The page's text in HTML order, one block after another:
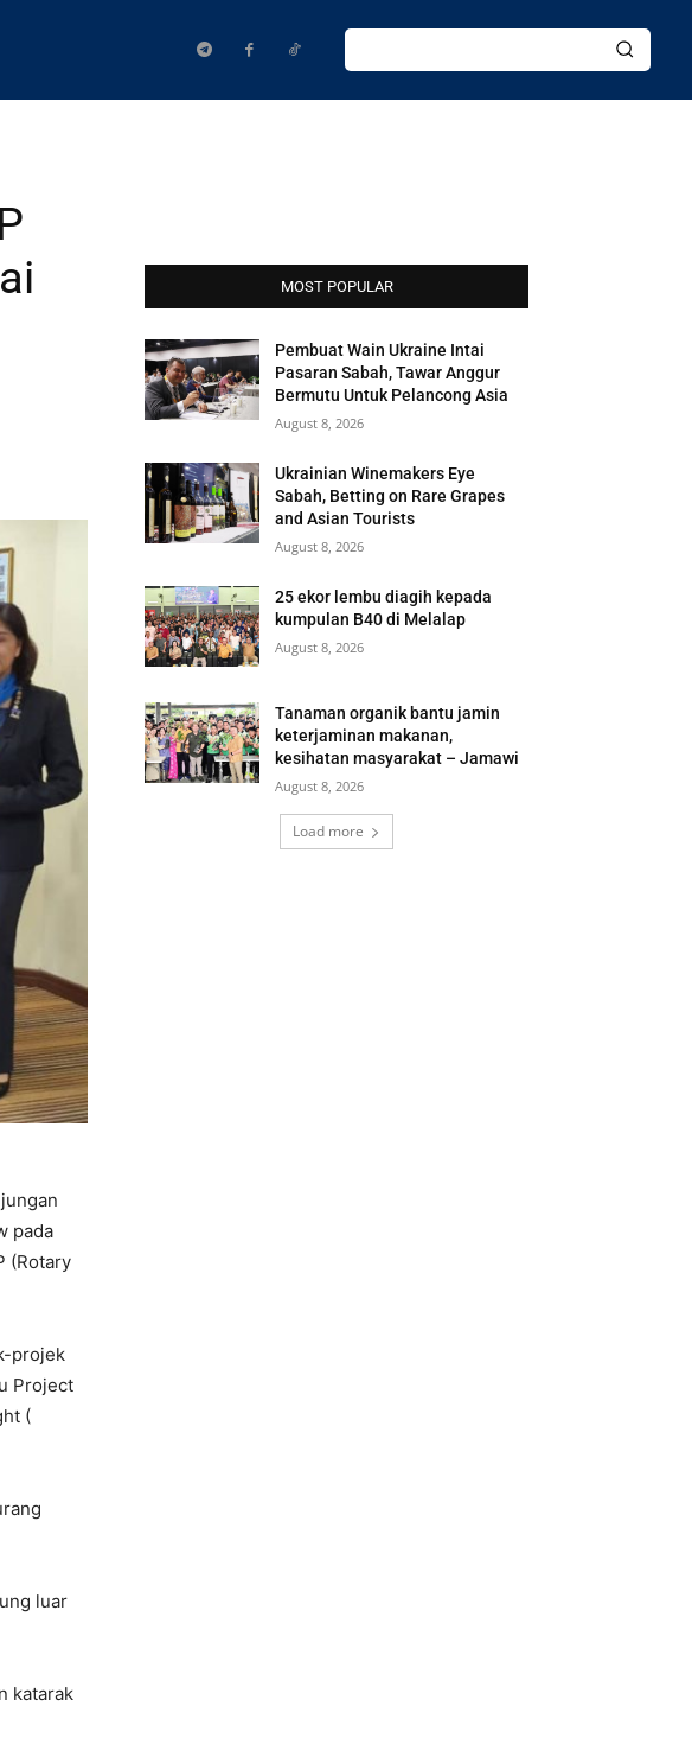
pada
(Rotary
projek
Project
(
luar
katarak
MOST POPULAR
Pembuat Wain Ukraine Intai
Pasaran Sabah, Tawar Anggur
Bermutu Untuk Pelancong Asia
August 8, 2026
Ukrainian Winemakers Eye
Sabah, Betting on Rare Grapes
and Asian Tourists
August 8, 2026
25 ekor lembu diagih kepada
kumpulan B40 di Melalap
August 8, 2026
Tanaman organik bantu jamin
keterjaminan makanan,
kesihatan masyarakat – Jamawi
August 8, 2026
Load more